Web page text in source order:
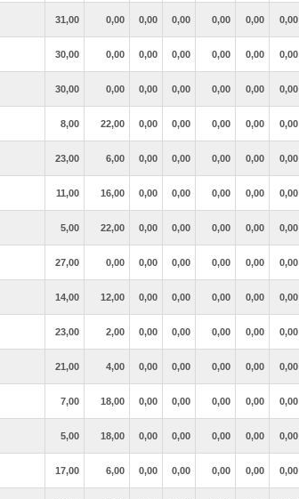
31,00 0,00 0,00 0,00 0,00 0,00 0,00
30,00 0,00 0,00 0,00 0,00 0,00 0,00
30,00 0,00 0,00 0,00 0,00 0,00 0,00
8,00 22,00 0,00 0,00 0,00 0,00 0,00
23,00 6,00 0,00 0,00 0,00 0,00 0,00
11,00 16,00 0,00 0,00 0,00 0,00 0,00
5,00 22,00 0,00 0,00 0,00 0,00 0,00
27,00 0,00 0,00 0,00 0,00 0,00 0,00
14,00 12,00 0,00 0,00 0,00 0,00 0,00
23,00 2,00 0,00 0,00 0,00 0,00 0,00
21,00 4,00 0,00 0,00 0,00 0,00 0,00
7,00 18,00 0,00 0,00 0,00 0,00 0,00
5,00 18,00 0,00 0,00 0,00 0,00 0,00
17,00 6,00 0,00 0,00 0,00 0,00 0,00